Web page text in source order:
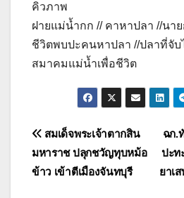
คิวภาพ
ฝายแม่น้ำกก // คาหาปลา //นา
ชีวิตพบปะคนหาปลา //ปลาที่จับ
สมาคมแม่น้ำเพื่อชีวิต
แนะแนว
เรื่อง
ฉก.
ปะท
ยาเ
สมเด็จพระเจ้าตากสิน
มหาราช ปลุกชวัญทุบหม้อ
ข้าว เข้าตีเมืองจันทบุรี